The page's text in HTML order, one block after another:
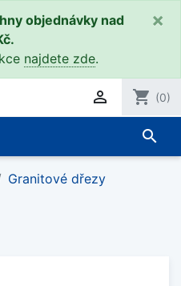
objednávky nad
najdete zde.
×
 shopping_cart (0)
search
Granitové dřezy